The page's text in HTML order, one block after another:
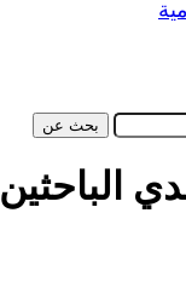
بحث عن
الباحثين